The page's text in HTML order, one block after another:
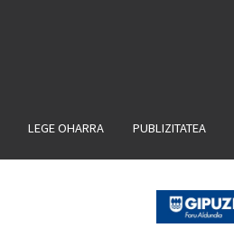
LEGE OHARRA PUBLIZITATEA